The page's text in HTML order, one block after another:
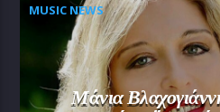
MUSIC NEWS
Μάνια